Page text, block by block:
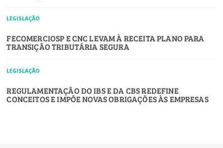
LEGISLAÇÃO
FECOMERCIOSP E CNC LEVAM À RECEITA PLANO PARA
TRANSIÇÃO TRIBUTÁRIA SEGURA
LEGISLAÇÃO
REGULAMENTAÇÃO DO IBS E DA CBS REDEFINE
CONCEITOS E IMPÕE NOVAS OBRIGAÇÕES ÀS EMPRESAS